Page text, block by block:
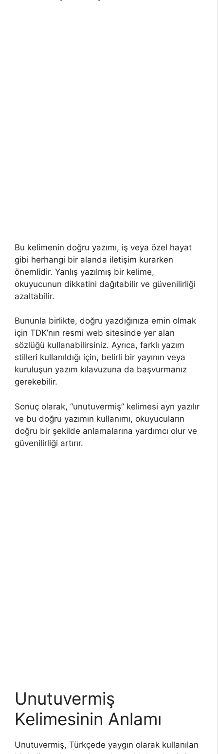
Bu kelimenin doğru yazımı, iş veya özel hayat
gibi herhangi bir alanda iletişim kurarken
önemlidir. Yanlış yazılmış bir kelime,
okuyucunun dikkatini dağıtabilir ve güvenilirliği
azaltabilir.
Bununla birlikte, doğru yazdığınıza emin olmak
için TDK’nın resmi web sitesinde yer alan
sözlüğü kullanabilirsiniz. Ayrıca, farklı yazım
stilleri kullanıldığı için, belirli bir yayının veya
kuruluşun yazım kılavuzuna da başvurmanız
gerekebilir.
Sonuç olarak, “unutuvermiş” kelimesi ayrı yazılır
ve bu doğru yazımın kullanımı, okuyucuların
doğru bir şekilde anlamalarına yardımcı olur ve
güvenilirliği artırır.
Unutuvermiş
Kelimesinin Anlamı
Unutuvermiş, Türkçede yaygın olarak kullanılan